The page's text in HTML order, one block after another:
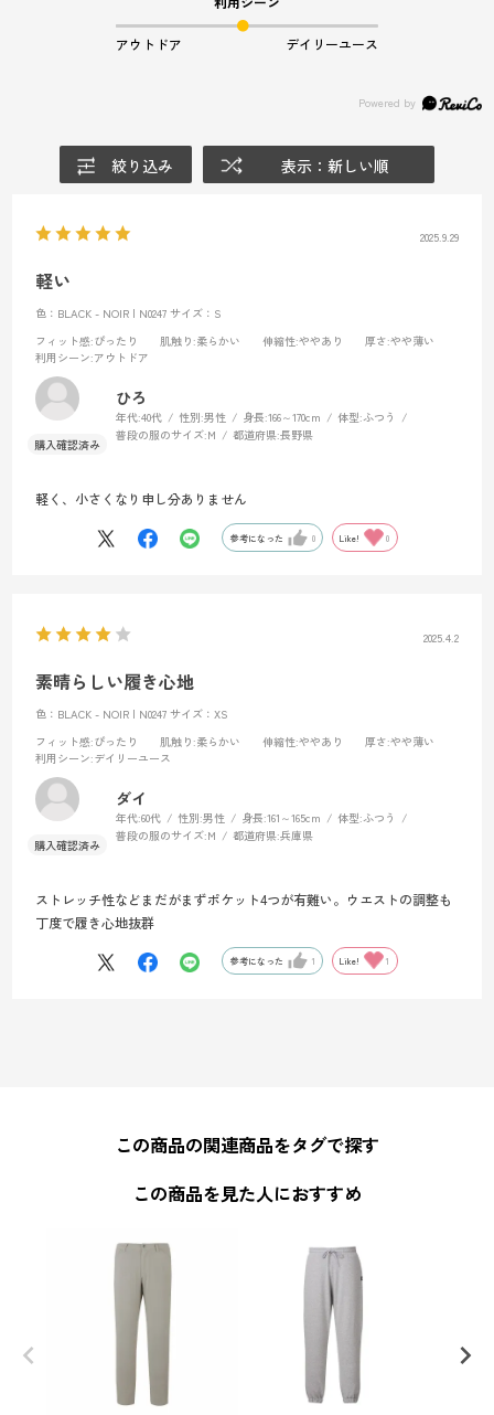
アウトドア デイリーユース
絞り込み 表示：新しい順
2025.9.29
軽い
色：BLACK - NOIR | N0247 サイズ：S
フィット感:ぴったり 肌触り :柔らかい 伸縮性:ややあり 厚さ:やや薄い
利用シーン:アウトドア
ひろ
年代:40代 性別:男性 身長:166～170cm 体型:ふつう
普段の服のサイズ:M 都道府県:長野県
軽く、小さくなり申し分ありません
参考になった 0 Like! 0
2025.4.2
素晴らしい履き心地
色：BLACK - NOIR | N0247 サイズ：XS
フィット感:ぴったり 肌触り :柔らかい 伸縮性:ややあり 厚さ:やや薄い
利用シーン:デイリーユース
ダイ
年代:60代 性別:男性 身長:161～165cm 体型:ふつう
普段の服のサイズ:M 都道府県:兵庫県
ストレッチ性などまだがまずポケット4つが有難い。ウエストの調整も
丁度で履き心地抜群
参考になった 1 Like! 1
この商品の関連商品をタグで探す
この商品を見た人におすすめ